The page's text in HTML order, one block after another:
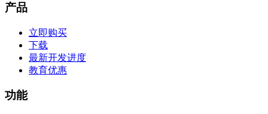
产品
立即购买
下载
最新开发进度
教育优惠
功能